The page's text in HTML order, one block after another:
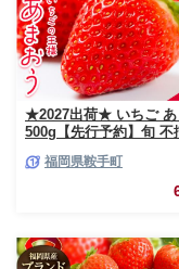
★2027出荷★ いちご あ
500g【先行予約】旬 不
中旬-3月中旬頃出荷》福
品 果物 くだもの フル
ご 苺 イチゴ【配送不可
福岡県鞍手町